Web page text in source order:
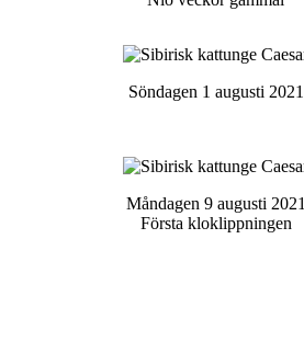
Söndagen 1 augusti 2021
Måndagen 9 augusti 2021
Första kloklippningen